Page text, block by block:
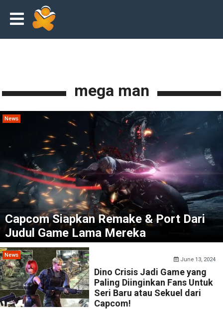
mega man
News
Capcom Siapkan Remake & Port Dari
Judul Game Lama Mereka
News
June 13, 2024
Dino Crisis Jadi Game yang
Paling Diinginkan Fans Untuk
Seri Baru atau Sekuel dari
Capcom!